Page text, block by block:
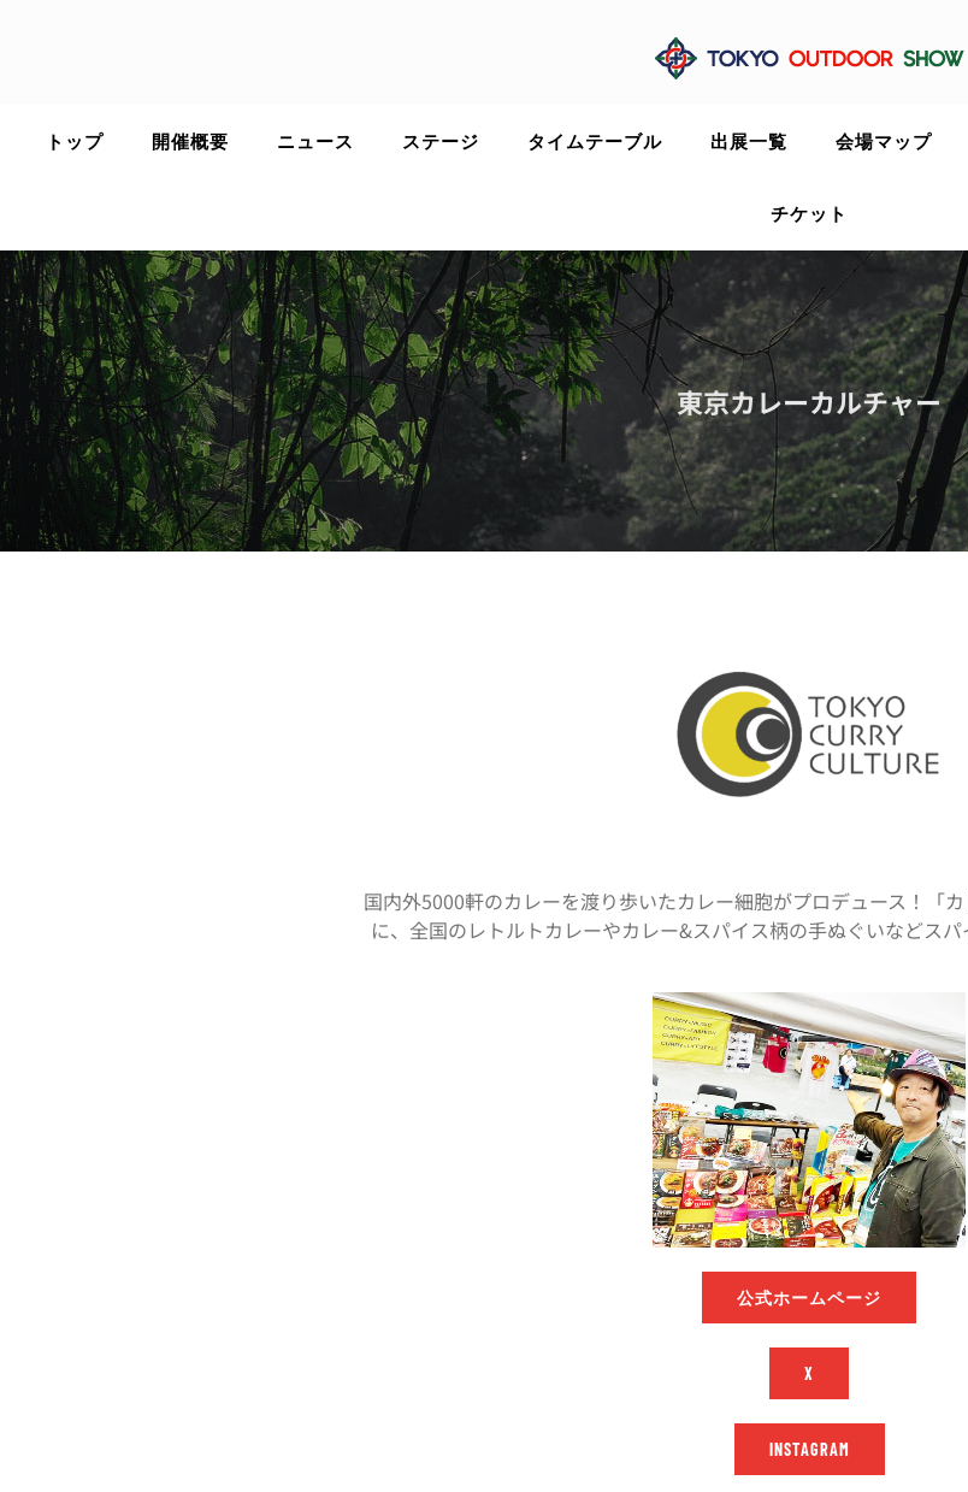
トップ 開催概要 ニュース ステージ タイムテーブル 出展一覧 会場マップ
チケット
東京カレーカルチャー
国内外5000軒のカレーを渡り歩いたカレー細胞がプロデュース！「
に、全国のレトルトカレーやカレー&スパイス柄の手ぬぐいなどスパ
公式ホームページ
X
INSTAGRAM